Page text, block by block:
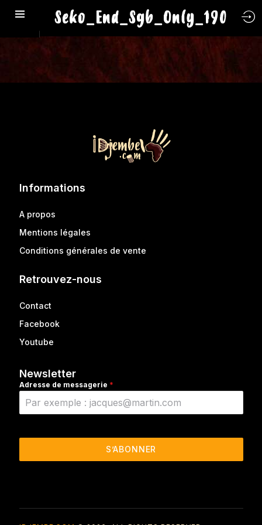
Seko_End_Sgb_Only_190
Informations
A propos
Mentions légales
Conditions générales de vente
Retrouvez-nous
Contact
Facebook
Youtube
Newsletter
Adresse de messagerie *
S’ABONNER